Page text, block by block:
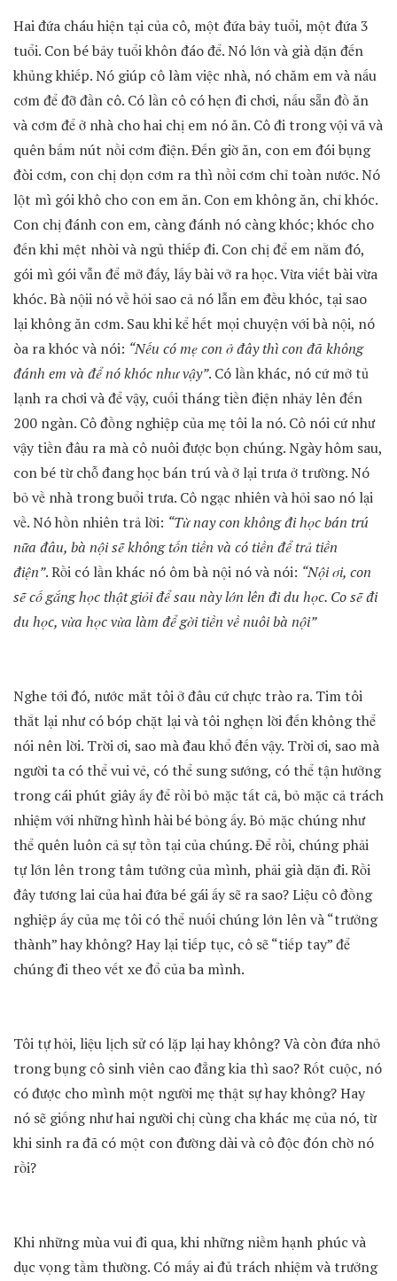
Hai đứa cháu hiện tại của cô, một đứa bảy tuổi, một đứa 3
tuổi. Con bé bảy tuổi khôn đáo để. Nó lớn và già dặn đến
khủng khiếp. Nó giúp cô làm việc nhà, nó chăm em và nấu
cơm để đỡ đần cô. Có lần cô có hẹn đi chơi, nấu sẵn đồ ăn
và cơm để ở nhà cho hai chị em nó ăn. Cô đi trong vội vã và
quên bấm nút nồi cơm điện. Đến giờ ăn, con em đói bụng
đòi cơm, con chị dọn cơm ra thì nồi cơm chỉ toàn nước. Nó
lột mì gói khô cho con em ăn. Con em không ăn, chỉ khóc.
Con chị đánh con em, càng đánh nó càng khóc; khóc cho
đến khi mệt nhòi và ngủ thiếp đi. Con chị để em nằm đó,
gói mì gói vẫn để mở đấy, lấy bài vở ra học. Vừa viết bài vừa
khóc. Bà nộii nó về hỏi sao cả nó lẫn em đều khóc, tại sao
lại không ăn cơm. Sau khi kể hết mọi chuyện với bà nội, nó
òa ra khóc và nói: “Nếu có mẹ con ở đây thì con đã không
đánh em và để nó khóc như vậy”. Có lần khác, nó cứ mở tủ
lạnh ra chơi và để vậy, cuối tháng tiền điện nhảy lên đến
200 ngàn. Cô đồng nghiệp của mẹ tôi la nó. Cô nói cứ như
vậy tiền đâu ra mà cô nuôi được bọn chúng. Ngày hôm sau,
con bé từ chỗ đang học bán trú và ở lại trưa ở trường. Nó
bỏ về nhà trong buổi trưa. Cô ngạc nhiên và hỏi sao nó lại
về. Nó hồn nhiên trả lời: “Từ nay con không đi học bán trú
nữa đâu, bà nội sẽ không tốn tiền và có tiền để trả tiền
điện”. Rồi có lần khác nó ôm bà nội nó và nói: “Nội ơi, con
sẽ cố gắng học thật giỏi để sau này lớn lên đi du học. Co sẽ đi
du học, vừa học vừa làm để gời tiền về nuôi bà nội”
Nghe tới đó, nước mắt tôi ở đâu cứ chực trào ra. Tim tôi
thắt lại như có bóp chặt lại và tôi nghẹn lời đến không thể
nói nên lời. Trời ơi, sao mà đau khổ đến vậy. Trời ơi, sao mà
người ta có thể vui vẻ, có thể sung sướng, có thể tận hưởng
trong cái phút giây ấy để rồi bỏ mặc tất cả, bỏ mặc cả trách
nhiệm với những hình hài bé bỏng ấy. Bỏ mặc chúng như
thể quên luôn cả sự tồn tại của chúng. Để rồi, chúng phải
tự lớn lên trong tâm tưởng của mình, phải già dặn đi. Rồi
đây tương lai của hai đứa bé gái ấy sẽ ra sao? Liệu cô đồng
nghiệp ấy của mẹ tôi có thể nuối chúng lớn lên và “trưởng
thành” hay không? Hay lại tiếp tục, cô sẽ “tiếp tay” để
chúng đi theo vết xe đổ của ba mình.
Tôi tự hỏi, liệu lịch sử có lặp lại hay không? Và còn đứa nhỏ
trong bụng cô sinh viên cao đẳng kia thì sao? Rốt cuộc, nó
có được cho mình một người mẹ thật sự hay không? Hay
nó sẽ giống như hai người chị cùng cha khác mẹ của nó, từ
khi sinh ra đã có một con đường dài và cô độc đón chờ nó
rồi?
Khi những mùa vui đi qua, khi những niềm hạnh phúc và
dục vọng tầm thường. Có mấy ai đủ trách nhiệm và trưởng